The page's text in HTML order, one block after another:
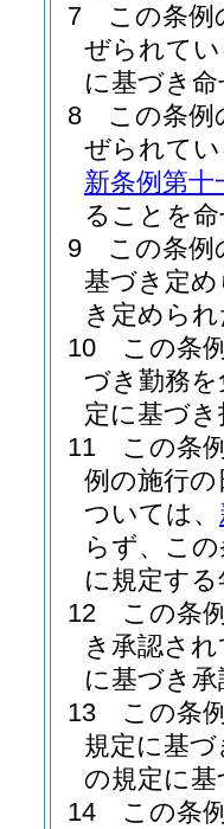
7
この条例
ぜられて
に基づき
8
この条例
ぜられて
新条例第十
ることを
9
この条例
基づき定
き定めら
10
この条
づき勤務
定に基づ
11
この条
例の施行
ついては、
らず、こ
に規定す
12
この条
き承認さ
に基づき
13
この条
規定に基
の規定に
14
この条